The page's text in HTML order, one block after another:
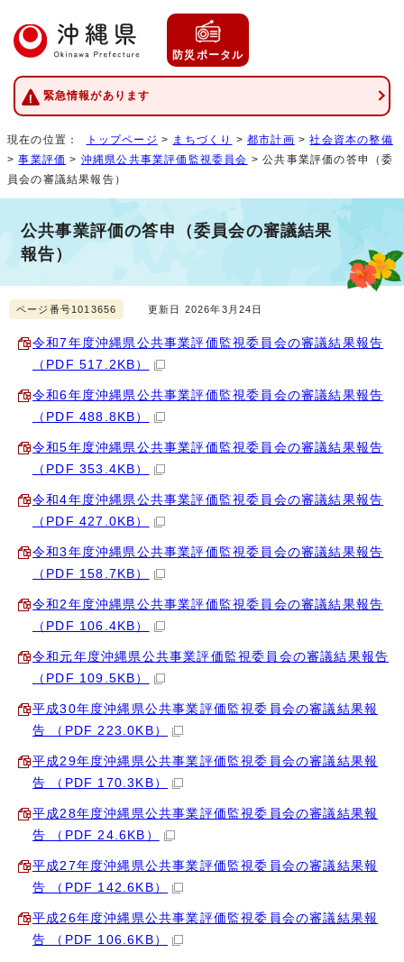
防災ポータル
緊急情報があります
現在の位置： トップページ > まちづくり >都市計画 >社会資本の整備
>事業評価 > 沖縄県公共事業評価監視委員会 > 公共事業評価の答申（委
員会の審議結果報告）
公共事業評価の答申（委員会の審議結果
報告）
ページ番号1013656 更新日 2026年3月24日
令和7年度沖縄県公共事業評価監視委員会の審議結果報告
（PDF 517.2KB）
令和6年度沖縄県公共事業評価監視委員会の審議結果報告
（PDF 488.8KB）
令和5年度沖縄県公共事業評価監視委員会の審議結果報告
（PDF 353.4KB）
令和4年度沖縄県公共事業評価監視委員会の審議結果報告
（PDF 427.0KB）
令和3年度沖縄県公共事業評価監視委員会の審議結果報告
（PDF 158.7KB）
令和2年度沖縄県公共事業評価監視委員会の審議結果報告
（PDF 106.4KB）
令和元年度沖縄県公共事業評価監視委員会の審議結果報告
（PDF 109.5KB）
平成30年度沖縄県公共事業評価監視委員会の審議結果報
告 （PDF 223.0KB）
平成29年度沖縄県公共事業評価監視委員会の審議結果報
告 （PDF 170.3KB）
平成28年度沖縄県公共事業評価監視委員会の審議結果報
告 （PDF 24.6KB）
平成27年度沖縄県公共事業評価監視委員会の審議結果報
告 （PDF 142.6KB）
平成26年度沖縄県公共事業評価監視委員会の審議結果報
告 （PDF 106.6KB）